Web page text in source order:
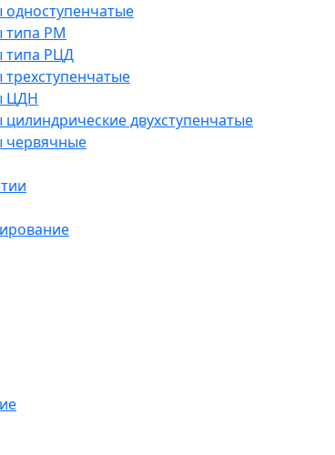
одноступенчатые
типа РМ
типа РЦД
трехступенчатые
ЦДН
цилиндрические двухступенчатые
червячные